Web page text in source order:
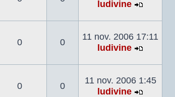
ludivine
le
dernier
0 0
11 nov. 2006 17:11
ludivine
le
dernier
0 0
11 nov. 2006 1:45
ludivine